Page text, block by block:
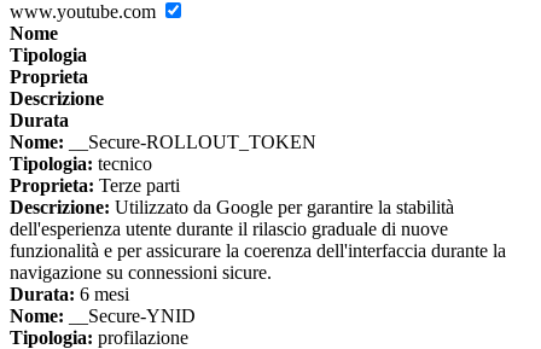
www.youtube.com
Nome
Tipologia
Proprieta
Descrizione
Durata
Nome: __Secure-ROLLOUT_TOKEN
Tipologia: tecnico
Proprieta: Terze parti
Descrizione: Utilizzato da Google per garantire la stabilità
dell'esperienza utente durante il rilascio graduale di nuove
funzionalità e per assicurare la coerenza dell'interfaccia durante la
navigazione su connessioni sicure.
Durata: 6 mesi
Nome: __Secure-YNID
Tipologia: profilazione